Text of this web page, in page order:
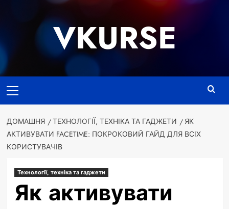
VKURSE
меню
ДОМАШНЯ ТЕХНОЛОГІЇ, ТЕХНІКА ТА ГАДЖЕТИ
ЯК
АКТИВУВАТИ FACETIME: ПОКРОКОВИЙ ГАЙД ДЛЯ ВСІХ
КОРИСТУВАЧІВ
Технології, техніка та гаджети
Як активувати